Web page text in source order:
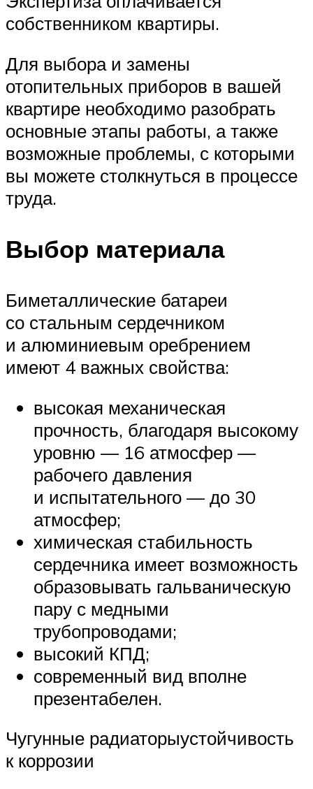
собственником квартиры.
Для выбора и замены
отопительных приборов в вашей
квартире необходимо разобрать
основные этапы работы, а также
возможные проблемы, с которыми
вы можете столкнуться в процессе
труда.
Выбор материала
Биметаллические батареи
со стальным сердечником
и алюминиевым оребрением
имеют 4 важных свойства:
высокая механическая
прочность, благодаря высокому
уровню — 16 атмосфер —
рабочего давления
и испытательного — до 30
атмосфер;
химическая стабильность
сердечника имеет возможность
образовывать гальваническую
пару с медными
трубопроводами;
высокий КПД;
современный вид вполне
презентабелен.
Чугунные радиаторыустойчивость
к коррозии